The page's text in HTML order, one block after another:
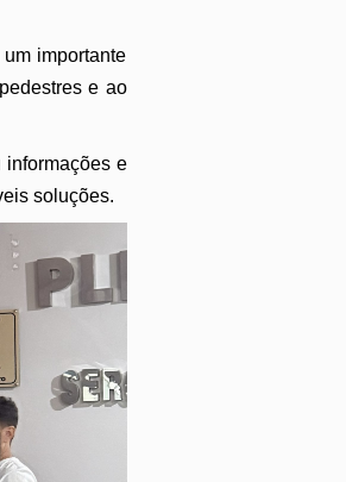
importante
e ao
informações e
soluções.